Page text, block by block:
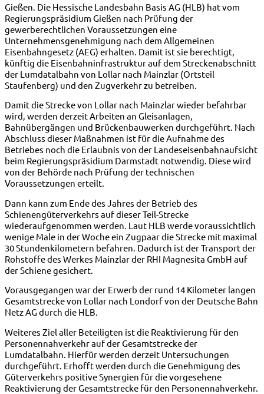
Gießen. Die Hessische Landesbahn Basis AG (HLB) hat vom
Regierungspräsidium Gießen nach Prüfung der
gewerberechtlichen Voraussetzungen eine
Unternehmensgenehmigung nach dem Allgemeinen
Eisenbahngesetz (AEG) erhalten. Damit ist sie berechtigt,
künftig die Eisenbahninfrastruktur auf dem Streckenabschnitt
der Lumdatalbahn von Lollar nach Mainzlar (Ortsteil
Staufenberg) und den Zugverkehr zu betreiben.
Damit die Strecke von Lollar nach Mainzlar wieder befahrbar
wird, werden derzeit Arbeiten an Gleisanlagen,
Bahnübergängen und Brückenbauwerken durchgeführt. Nach
Abschluss dieser Maßnahmen ist für die Aufnahme des
Betriebes noch die Erlaubnis von der Landeseisenbahnaufsicht
beim Regierungspräsidium Darmstadt notwendig. Diese wird
von der Behörde nach Prüfung der technischen
Voraussetzungen erteilt.
Dann kann zum Ende des Jahres der Betrieb des
Schienengüterverkehrs auf dieser Teil-Strecke
wiederaufgenommen werden. Laut HLB werde voraussichtlich
wenige Male in der Woche ein Zugpaar die Strecke mit maximal
30 Stundenkilometern befahren. Dadurch ist der Transport der
Rohstoffe des Werkes Mainzlar der RHI Magnesita GmbH auf
der Schiene gesichert.
Vorausgegangen war der Erwerb der rund 14 Kilometer langen
Gesamtstrecke von Lollar nach Londorf von der Deutsche Bahn
Netz AG durch die HLB.
Weiteres Ziel aller Beteiligten ist die Reaktivierung für den
Personennahverkehr auf der Gesamtstrecke der
Lumdatalbahn. Hierfür werden derzeit Untersuchungen
durchgeführt. Erhofft werden durch die Genehmigung des
Güterverkehrs positive Synergien für die vorgesehene
Reaktivierung der Gesamtstrecke für den Personennahverkehr.